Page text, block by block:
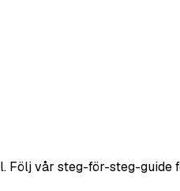
vår steg-för-steg-guide